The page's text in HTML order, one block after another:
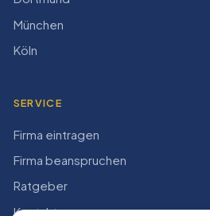
München
Köln
SERVICE
Firma eintragen
Firma beanspruchen
Ratgeber
Kontakt